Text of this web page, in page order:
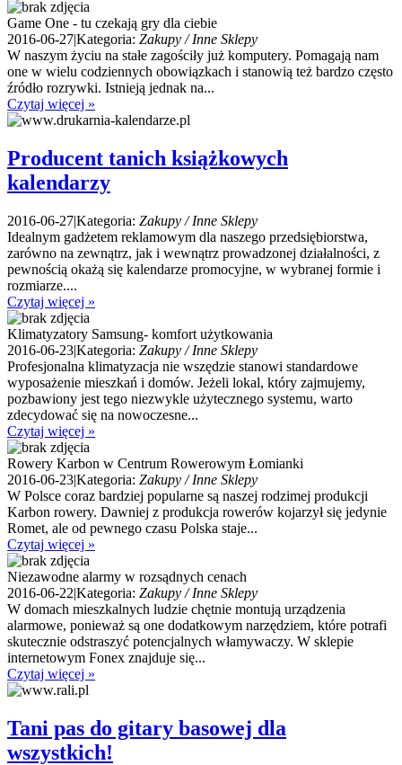
Game One - tu czekają gry dla ciebie
2016-06-27|Kategoria: Zakupy / Inne Sklepy
W naszym życiu na stałe zagościły już komputery. Pomagają nam
one w wielu codziennych obowiązkach i stanowią też bardzo często
źródło rozrywki. Istnieją jednak na...
Czytaj więcej »
Producent tanich książkowych
kalendarzy
2016-06-27|Kategoria: Zakupy / Inne Sklepy
Idealnym gadżetem reklamowym dla naszego przedsiębiorstwa,
zarówno na zewnątrz, jak i wewnątrz prowadzonej działalności, z
pewnością okażą się kalendarze promocyjne, w wybranej formie i
rozmiarze....
Czytaj więcej »
Klimatyzatory Samsung- komfort użytkowania
2016-06-23|Kategoria: Zakupy / Inne Sklepy
Profesjonalna klimatyzacja nie wszędzie stanowi standardowe
wyposażenie mieszkań i domów. Jeżeli lokal, który zajmujemy,
pozbawiony jest tego niezwykle użytecznego systemu, warto
zdecydować się na nowoczesne...
Czytaj więcej »
Rowery Karbon w Centrum Rowerowym Łomianki
2016-06-23|Kategoria: Zakupy / Inne Sklepy
W Polsce coraz bardziej popularne są naszej rodzimej produkcji
Karbon rowery. Dawniej z produkcja rowerów kojarzył się jedynie
Romet, ale od pewnego czasu Polska staje...
Czytaj więcej »
Niezawodne alarmy w rozsądnych cenach
2016-06-22|Kategoria: Zakupy / Inne Sklepy
W domach mieszkalnych ludzie chętnie montują urządzenia
alarmowe, ponieważ są one dodatkowym narzędziem, które potrafi
skutecznie odstraszyć potencjalnych włamywaczy. W sklepie
internetowym Fonex znajduje się...
Czytaj więcej »
Tani pas do gitary basowej dla
wszystkich!